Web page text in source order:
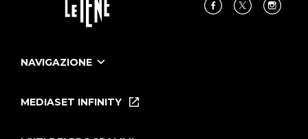
NAVIGAZIONE
Le Iene Presentano Inside
MEDIASET INFINITY